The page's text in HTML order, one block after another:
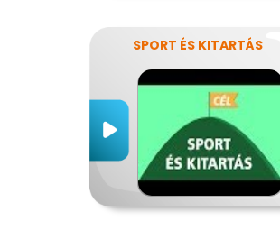
SPORT ÉS KITARTÁS